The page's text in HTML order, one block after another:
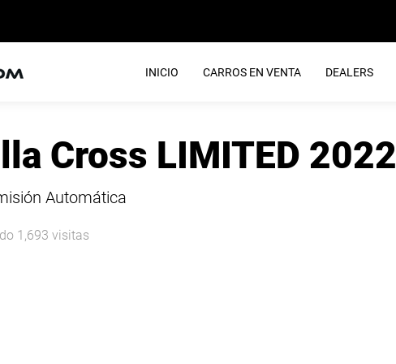
INICIO CARROS EN VENTA DEALERS
Cross LIMITED 2022
Automática
1,693 visitas